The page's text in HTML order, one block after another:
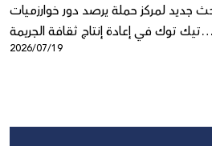
جديد لمركز حملة يرصد دور خوارزميات
تيك توك في إعادة إنتاج ثقافة الجريمة
المنظمة في المجتمع الفلسطيني في
2026/07/19